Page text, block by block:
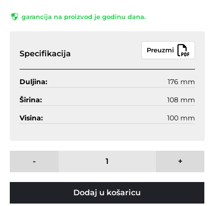
garancija na proizvod je godinu dana.
Specifikacija Preuzmi
Duljina: 176 mm
Širina: 108 mm
Visina: 100 mm
- +
Dodaj u košaricu